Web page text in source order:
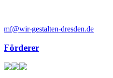
mf@wir-gestalten-dresden.de
Förderer